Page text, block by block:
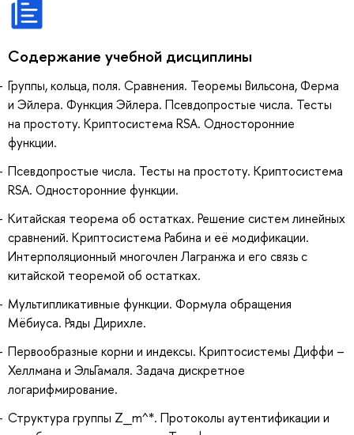
Содержание учебной дисциплины
Группы, кольца, поля. Сравнения. Теоремы Вильсона, Ферма
и Эйлера. Функция Эйлера. Псевдопростые числа. Тесты
на простоту. Криптосистема RSA. Односторонние
функции.
Псевдопростые числа. Тесты на простоту. Криптосистема
RSA. Односторонние функции.
Китайская теорема об остатках. Решение систем линейных
сравнений. Криптосистема Рабина и её модификации.
Интерполяционный многочлен Лагранжа и его связь с
китайской теоремой об остатках.
Мультипликативные функции. Формула обращения
Мёбиуса. Ряды Дирихле.
Первообразные корни и индексы. Криптосистемы Диффи –
Хеллмана и ЭльГамаля. Задача дискретное
логарифмирование.
Структура группы Z_m^*. Протоколы аутентификации и